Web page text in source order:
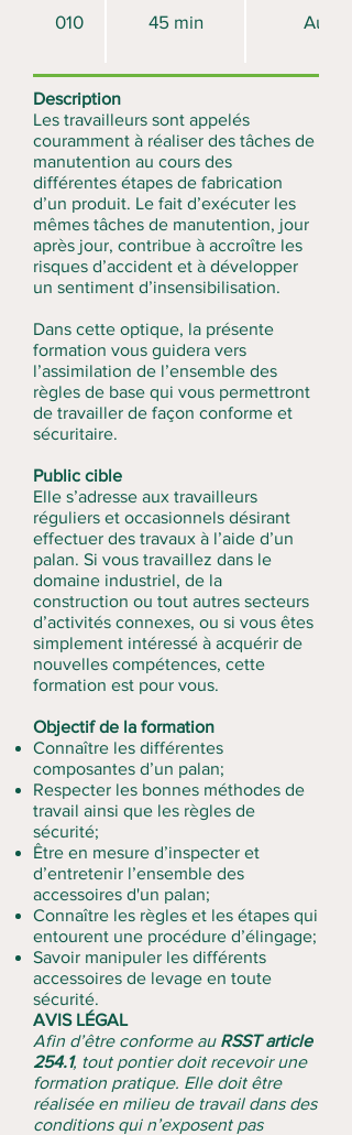
010 45 min Aucun
Description
Les travailleurs sont appelés
couramment à réaliser des tâches de
manutention au cours des
différentes étapes de fabrication
d’un produit. Le fait d’exécuter les
mêmes tâches de manutention, jour
après jour, contribue à accroître les
risques d’accident et à développer
un sentiment d’insensibilisation.
Dans cette optique, la présente
formation vous guidera vers
l’assimilation de l’ensemble des
règles de base qui vous permettront
de travailler de façon conforme et
sécuritaire.
Public cible
Elle s’adresse aux travailleurs
réguliers et occasionnels désirant
effectuer des travaux à l’aide d’un
palan. Si vous travaillez dans le
domaine industriel, de la
construction ou tout autres secteurs
d’activités connexes, ou si vous êtes
simplement intéressé à acquérir de
nouvelles compétences, cette
formation est pour vous.
Objectif de la formation
Connaître les différentes
composantes d’un palan;
Respecter les bonnes méthodes de
travail ainsi que les règles de
sécurité;
Être en mesure d’inspecter et
d’entretenir l’ensemble des
accessoires d'un palan;
Connaître les règles et les étapes qui
entourent une procédure d’élingage;
Savoir manipuler les différents
accessoires de levage en toute
sécurité.
AVIS LÉGAL
Afin d’être conforme au RSST article
254.1, tout pontier doit recevoir une
formation pratique. Elle doit être
réalisée en milieu de travail dans des
conditions qui n’exposent pas